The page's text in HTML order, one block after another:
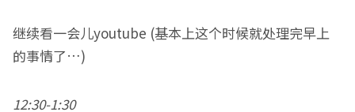
继续看一会儿youtube (基本上这个时候就处理完早上
的事情了…)
12:30-1:30